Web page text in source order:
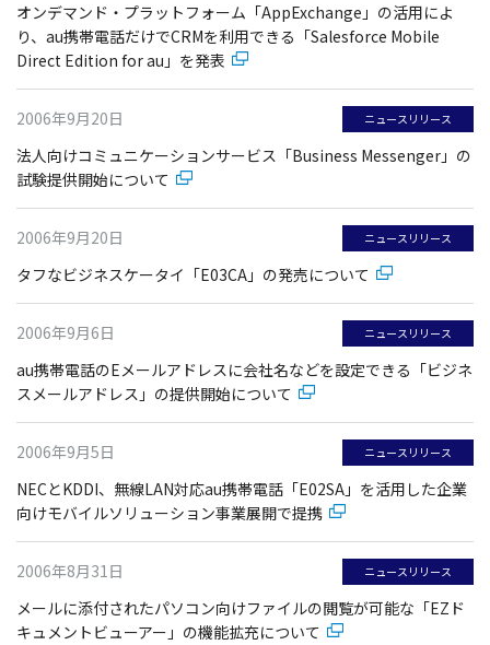
オンデマンド・プラットフォーム「AppExchange」の活用によ
り、au携帯電話だけでCRMを利用できる「Salesforce Mobile
Direct Edition for au」を発表
2006年9月20日 ニュースリリース
法人向けコミュニケーションサービス「Business Messenger」の
試験提供開始について
2006年9月20日 ニュースリリース
タフなビジネスケータイ「E03CA」の発売について
2006年9月6日 ニュースリリース
au携帯電話のEメールアドレスに会社名などを設定できる「ビジネ
スメールアドレス」の提供開始について
2006年9月5日 ニュースリリース
NECとKDDI、無線LAN対応au携帯電話「E02SA」を活用した企業
向けモバイルソリューション事業展開で提携
2006年8月31日 ニュースリリース
メールに添付されたパソコン向けファイルの閲覧が可能な「EZド
キュメントビューアー」の機能拡充について